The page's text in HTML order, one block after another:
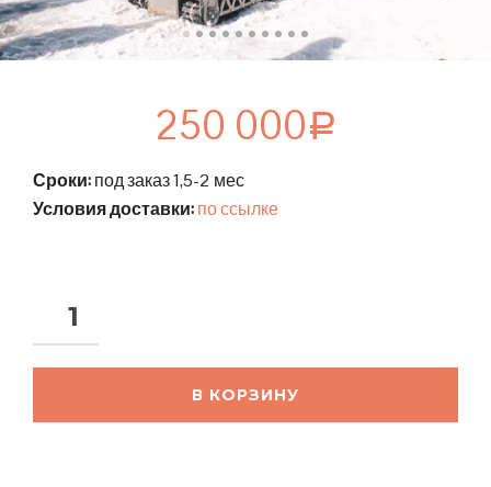
250 000Р
Сроки:под заказ 1,5-2 мес
Условия доставки:по ссылке
В КОРЗИНУ